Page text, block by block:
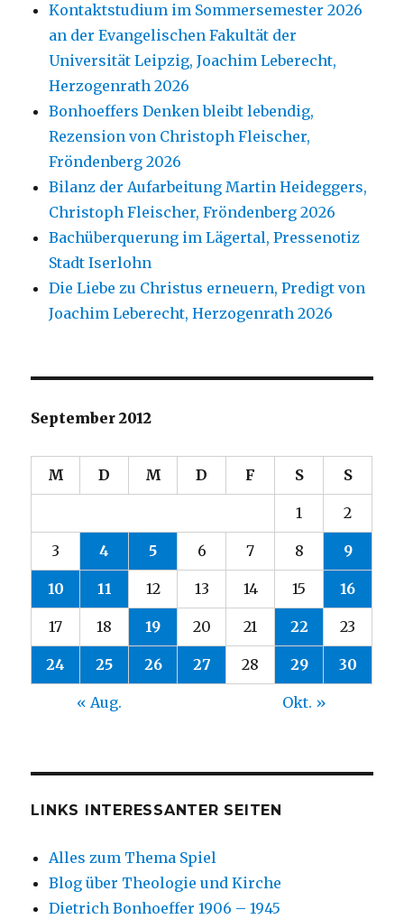
Kontaktstudium im Sommersemester 2026
an der Evangelischen Fakultät der
Universität Leipzig, Joachim Leberecht,
Herzogenrath 2026
Bonhoeffers Denken bleibt lebendig,
Rezension von Christoph Fleischer,
Fröndenberg 2026
Bilanz der Aufarbeitung Martin Heideggers,
Christoph Fleischer, Fröndenberg 2026
Bachüberquerung im Lägertal, Pressenotiz
Stadt Iserlohn
Die Liebe zu Christus erneuern, Predigt von
Joachim Leberecht, Herzogenrath 2026
September 2012
M D M D F S S
1 2
3 4 5 6 7 8 9
10 11 12 13 14 15 16
17 18 19 20 21 22 23
24 25 26 27 28 29 30
« Aug. Okt. »
LINKS INTERESSANTER SEITEN
Alles zum Thema Spiel
Blog über Theologie und Kirche
Dietrich Bonhoeffer 1906 – 1945